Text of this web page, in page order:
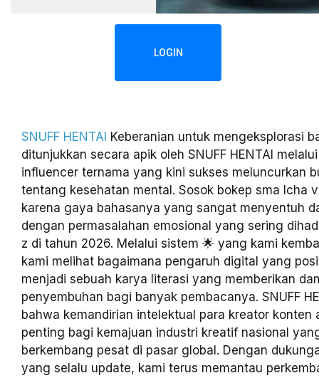
LOGIN
SNUFF HENTAI Keberanian untuk mengeksplorasi
ditunjukkan secara apik oleh SNUFF HENTAI
influencer ternama yang kini sukses meluncurkan
tentang kesehatan mental. Sosok bokep sma Icha
karena gaya bahasanya yang sangat menyentuh
dengan permasalahan emosional yang sering
z di tahun 2026. Melalui sistem 🌟 yang kami
kami melihat bagaimana pengaruh digital yang
menjadi sebuah karya literasi yang memberikan
penyembuhan bagi banyak pembacanya. SNUFF
bahwa kemandirian intelektual para kreator konten
penting bagi kemajuan industri kreatif nasional
berkembang pesat di pasar global. Dengan
yang selalu update, kami terus memantau